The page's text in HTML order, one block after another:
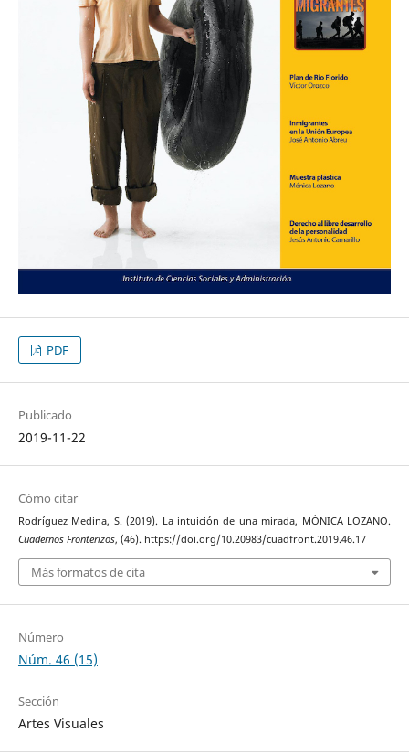
PDF
Publicado
2019-11-22
Cómo citar
Rodríguez Medina, S. (2019). La intuición de una mirada, MÓNICA LOZANO.
Cuadernos Fronterizos, (46). https://doi.org/10.20983/cuadfront.2019.46.17
Más formatos de cita
Número
Núm. 46 (15)
Sección
Artes Visuales